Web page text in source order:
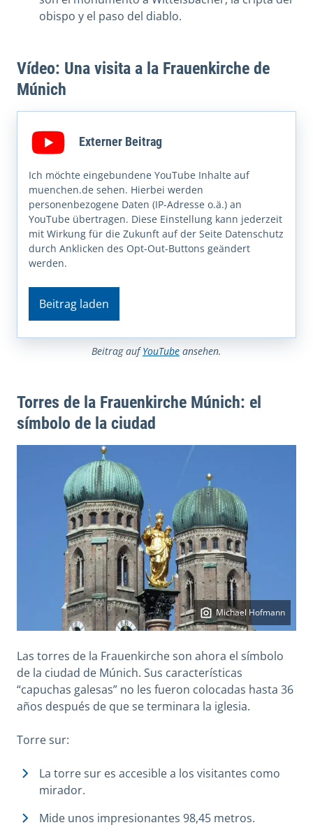
obispo y el paso del diablo.
Vídeo: Una visita a la Frauenkirche de
Múnich
Externer Beitrag
Ich möchte eingebundene YouTube Inhalte auf
muenchen.de sehen. Hierbei werden
personenbezogene Daten (IP-Adresse o.ä.) an
YouTube übertragen. Diese Einstellung kann jederzeit
mit Wirkung für die Zukunft auf der Seite Datenschutz
durch Anklicken des Opt-Out-Buttons geändert
werden.
Beitrag laden
Beitrag aufYouTube ansehen.
Torres de la Frauenkirche Múnich: el
símbolo de la ciudad
Michael Hofmann
Las torres de la Frauenkirche son ahora el símbolo
de la ciudad de Múnich. Sus características
“capuchas galesas” no les fueron colocadas hasta 36
años después de que se terminara la iglesia.
Torre sur:
La torre sur es accesible a los visitantes como
mirador.
Mide unos impresionantes 98,45 metros.